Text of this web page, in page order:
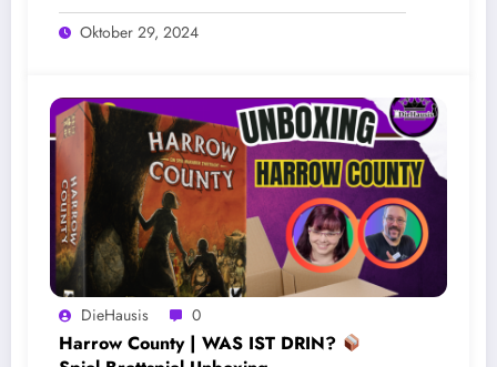
Oktober 29, 2024
DieHausis 0
Harrow County | WAS IST DRIN?